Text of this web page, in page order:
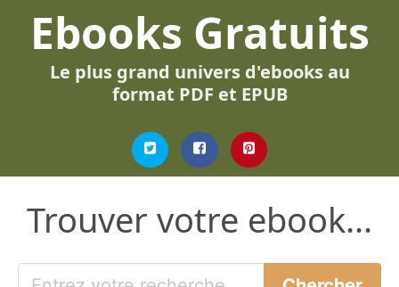
Ebooks Gratuits
Le plus grand univers d'ebooks au
format PDF et EPUB
Trouver votre ebook...